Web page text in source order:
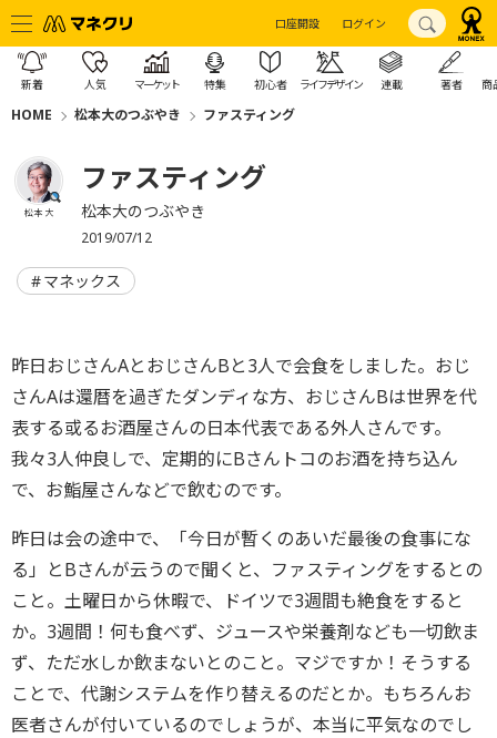
口座開設 ログイン
新着 人気 マーケット 特集 初心者 ライフデザイン 連載 著者 商
HOME 松本大のつぶやき ファスティング
松本 大
ファスティング
松本大のつぶやき
2019/07/12
マネックス
昨日おじさんAとおじさんBと3人で会食をしました。おじ
さんAは還暦を過ぎたダンディな方、おじさんBは世界を代
表する或るお酒屋さんの日本代表である外人さんです。
我々3人仲良しで、定期的にBさんトコのお酒を持ち込ん
で、お鮨屋さんなどで飲むのです。
昨日は会の途中で、「今日が暫くのあいだ最後の食事にな
る」とBさんが云うので聞くと、ファスティングをするとの
こと。土曜日から休暇で、ドイツで3週間も絶食をすると
か。3週間！何も食べず、ジュースや栄養剤なども一切飲ま
ず、ただ水しか飲まないとのこと。マジですか！そうする
ことで、代謝システムを作り替えるのだとか。もちろんお
医者さんが付いているのでしょうが、本当に平気なのでし